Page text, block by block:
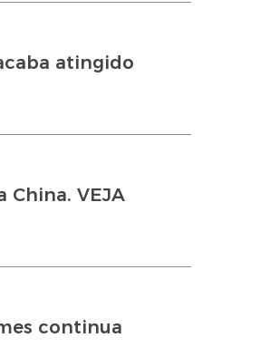
atingido
China. VEJA
continua